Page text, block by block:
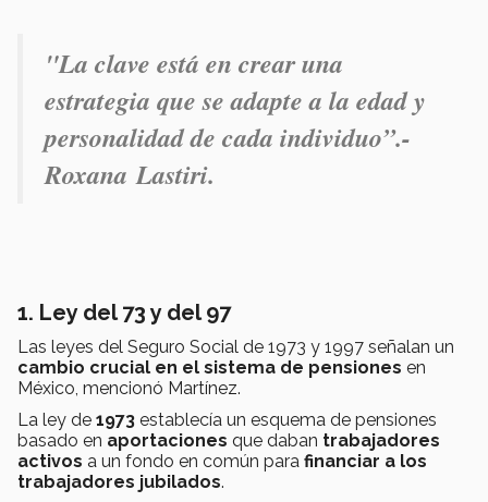
"La clave está en crear una
estrategia que se adapte a la edad y
personalidad de cada individuo”.-
Roxana Lastiri.
1. Ley del 73 y del 97
Las leyes del Seguro Social de 1973 y 1997 señalan un
cambio crucial en el sistema de pensiones en
México, mencionó Martínez.
La ley de 1973 establecía un esquema de pensiones
basado en aportaciones que daban trabajadores
activos a un fondo en común para financiar a los
trabajadores jubilados.